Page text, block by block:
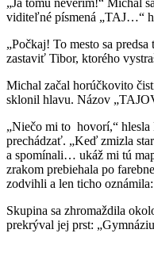
viditeľné písmená „TAJ…“
„Počkaj! To mesto sa
zastaviť Tibor, ktorého
Michal začal horúčkovito
sklonil hlavu. Názov
„Niečo mi to hovorí,“ hlesla
prechádzať. „Keď zmizla
a spomínali… ukáž mi tú
zrakom prebiehala po
zodvihli a len ticho
Skupina sa zhromaždila
prekrýval jej prst: